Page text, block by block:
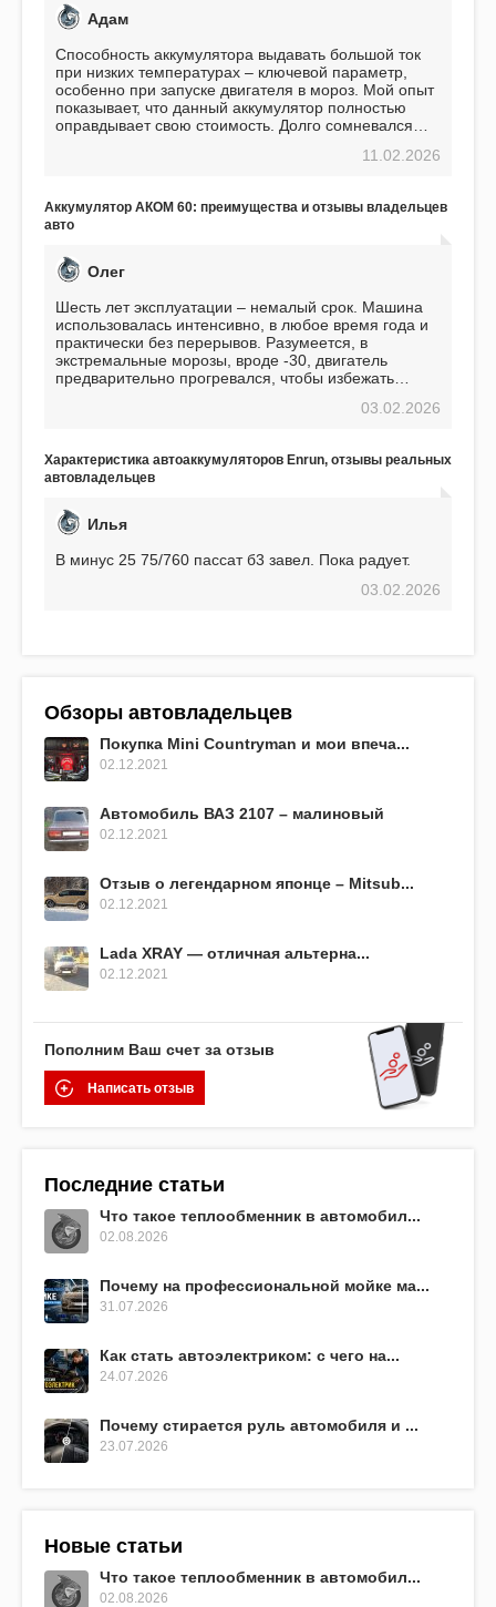
Адам
Способность аккумулятора выдавать большой ток
при низких температурах – ключевой параметр,
особенно при запуске двигателя в мороз. Мой опыт
показывает, что данный аккумулятор полностью
оправдывает свою стоимость. Долго сомневался
пожалел. Считаю, что это отличное вложение,11.02.2026
Аккумулятор АКОМ 60: преимущества и отзывы владельцев
авто
Олег
Шесть лет эксплуатации – немалый срок. Машина
использовалась интенсивно, в любое время года и
практически без перерывов. Разумеется, в
экстремальные морозы, вроде -30, двигатель
предварительно прогревался, чтобы избежать
использования не было ни единой поломки,
EFB 75. Судя по характеристикам, он даже
превосходит предыдущую модель.
03.02.2026
Характеристика автоаккумуляторов Enrun, отзывы реальных
автовладельцев
Илья
В минус 25 75/760 пассат б3 завел. Пока радует.
03.02.2026
Обзоры автовладельцев
Покупка Mini Countryman и мои впеча...
02.12.2021
Автомобиль ВАЗ 2107 – малиновый
02.12.2021
Отзыв о легендарном японце – Mitsub...
02.12.2021
Lada XRAY — отличная альтерна...
02.12.2021
Пополним Ваш счет за отзыв
Написать отзыв
Последние статьи
Что такое теплообменник в автомобил...
02.08.2026
Почему на профессиональной мойке ма...
31.07.2026
Как стать автоэлектриком: с чего на...
24.07.2026
Почему стирается руль автомобиля и ...
23.07.2026
Новые статьи
Что такое теплообменник в автомобил...
02.08.2026